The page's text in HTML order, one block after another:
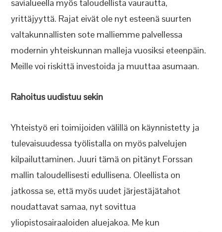
savialueella myös taloudellista vaurautta,
yrittäjyyttä. Rajat eivät ole nyt esteenä suurten
valtakunnallisten sote malliemme palvellessa
modernin yhteiskunnan malleja vuosiksi eteenpäin.
Meille voi riskittä investoida ja muuttaa asumaan.
Rahoitus uudistuu sekin
Yhteistyö eri toimijoiden välillä on käynnistetty ja
tulevaisuudessa työlistalla on myös palvelujen
kilpailuttaminen. Juuri tämä on pitänyt Forssan
mallin taloudellisesti edullisena. Oleellista on
jatkossa se, että myös uudet järjestäjätahot
noudattavat samaa, nyt sovittua
yliopistosairaaloiden aluejakoa. Me kun